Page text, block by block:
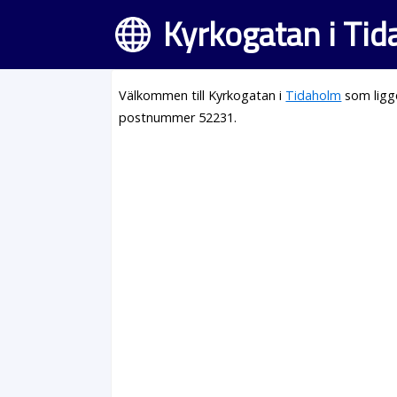
Kyrkogatan i
Välkommen till Kyrkogatan i Tidaholm som
postnummer 52231.